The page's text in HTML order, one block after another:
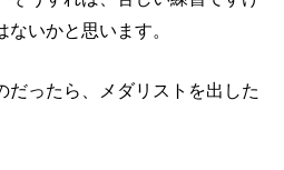
いかと思います。
だったら、メダリストを出した